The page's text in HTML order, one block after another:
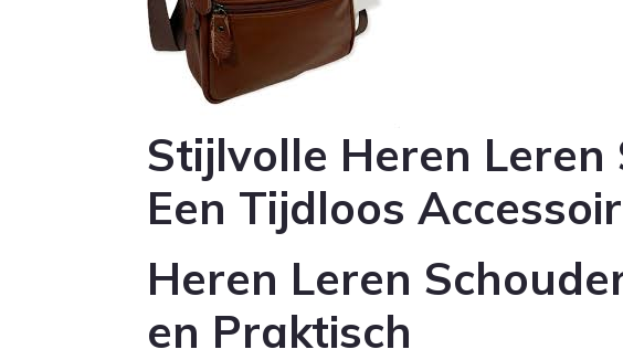
Stijlvolle Heren Leren
Een Tijdloos
Heren Leren
en Praktisch